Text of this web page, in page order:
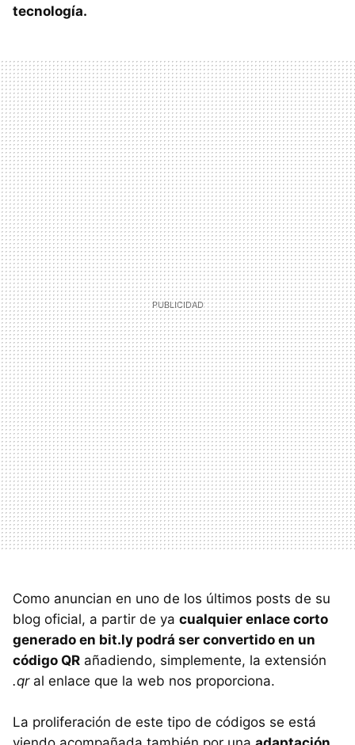
tecnología.
Como anuncian en uno de los últimos posts de su
blog oficial, a partir de ya cualquier enlace corto
generado en bit.ly podrá ser convertido en un
código QR añadiendo, simplemente, la extensión
.qral enlace que la web nos proporciona.
La proliferación de este tipo de códigos se está